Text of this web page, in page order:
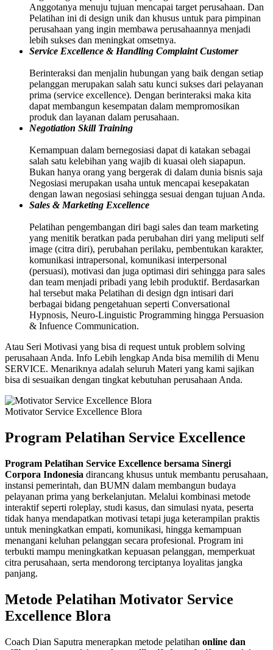
Anggotanya menuju tujuan mencapai target perusahaan. Dan
Pelatihan ini di design unik dan khusus untuk para pimpinan
perusahaan yang ingin membawa perusahaannya menjadi
lebih sukses dan meningkat omsetnya.
Service Excellence & Handling Complaint Customer
Berinteraksi dan menjalin hubungan yang baik dengan setiap
pelanggan merupakan salah satu kunci sukses dari pelayanan
prima (service excellence). Dengan berinteraksi maka kita
dapat membangun kesempatan dalam mempromosikan
produk dan layanan dalam perusahaan.
Negotiation Skill Training
Kemampuan dalam bernegosiasi dapat di katakan sebagai
salah satu kelebihan yang wajib di kuasai oleh siapapun.
Bukan hanya orang yang bergerak di dalam dunia bisnis saja
Negosiasi merupakan usaha untuk mencapai kesepakatan
dengan lawan negosiasi sehingga sesuai dengan tujuan Anda.
Sales & Marketing Excellence
Pelatihan pengembangan diri bagi sales dan team marketing
yang menitik beratkan pada perubahan diri yang meliputi self
image (citra diri), perubahan perilaku, pembentukan karakter,
komunikasi intrapersonal, komunikasi interpersonal
(persuasi), motivasi dan juga optimasi diri sehingga para sales
dan team menjadi pribadi yang lebih produktif. Berdasarkan
hal tersebut maka Pelatihan di design dgn intisari dari
berbagai bidang pengetahuan seperti Conversational
Hypnosis, Neuro-Linguistic Programming hingga Persuasion
& Infuence Communication.
Atau Seri Motivasi yang bisa di request untuk problem solving
perusahaan Anda. Info Lebih lengkap Anda bisa memilih di Menu
SERVICE. Menariknya adalah seluruh Materi yang kami sajikan
bisa di sesuaikan dengan tingkat kebutuhan perusahaan Anda.
Motivator Service Excellence Blora
Program Pelatihan Service Excellence
Program Pelatihan Service Excellence bersama Sinergi
Corpora Indonesia dirancang khusus untuk membantu perusahaan,
instansi pemerintah, dan BUMN dalam membangun budaya
pelayanan prima yang berkelanjutan. Melalui kombinasi metode
interaktif seperti roleplay, studi kasus, dan simulasi nyata, peserta
tidak hanya mendapatkan motivasi tetapi juga keterampilan praktis
untuk meningkatkan empati, komunikasi, hingga kemampuan
menangani keluhan pelanggan secara profesional. Program ini
terbukti mampu meningkatkan kepuasan pelanggan, memperkuat
citra perusahaan, serta mendorong terciptanya loyalitas jangka
panjang.
Metode Pelatihan Motivator Service
Excellence Blora
Coach Dian Saputra menerapkan metode pelatihan online dan